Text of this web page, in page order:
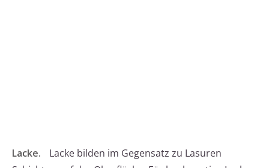
Lacke.
Lacke bilden im Gegensatz zu Lasuren